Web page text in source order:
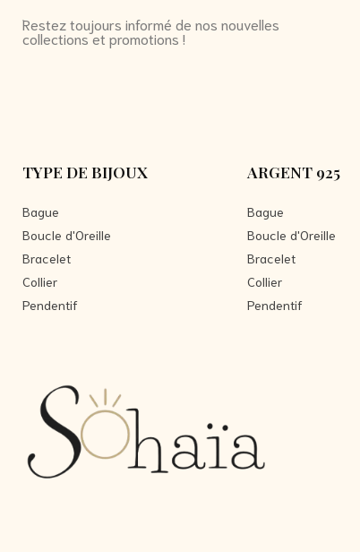
Restez toujours informé de nos nouvelles
collections et promotions !
TYPE DE BIJOUX
Bague
Boucle d'Oreille
Bracelet
Collier
Pendentif
ARGENT 925
Bague
Boucle d'Oreille
Bracelet
Collier
Pendentif